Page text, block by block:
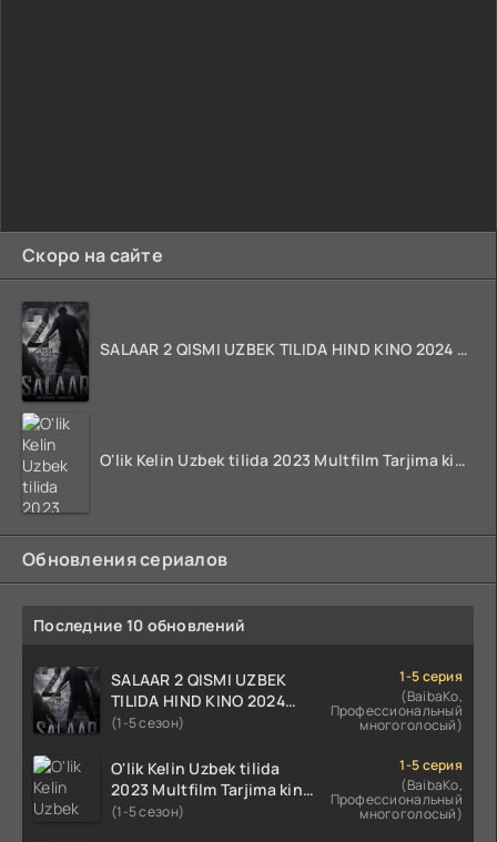
Скоро на сайте
SALAAR 2 QISMI UZBEK TILIDA HIND KINO 2024 TARJIMA 720p HD Skachat
O'lik Kelin Uzbek tilida 2023 Multfilm Tarjima kino skachat
Обновления сериалов
Последние 10 обновлений
SALAAR 2 QISMI UZBEK
TILIDA HIND KINO 2024
TARJIMA 720p HD Skachat
(1-5 сезон)
1-5 серия
(BaibaKo,
Профессиональный
многоголосый)
O'lik Kelin Uzbek tilida
2023 Multfilm Tarjima kino
skachat
(1-5 сезон)
1-5 серия
(BaibaKo,
Профессиональный
многоголосый)